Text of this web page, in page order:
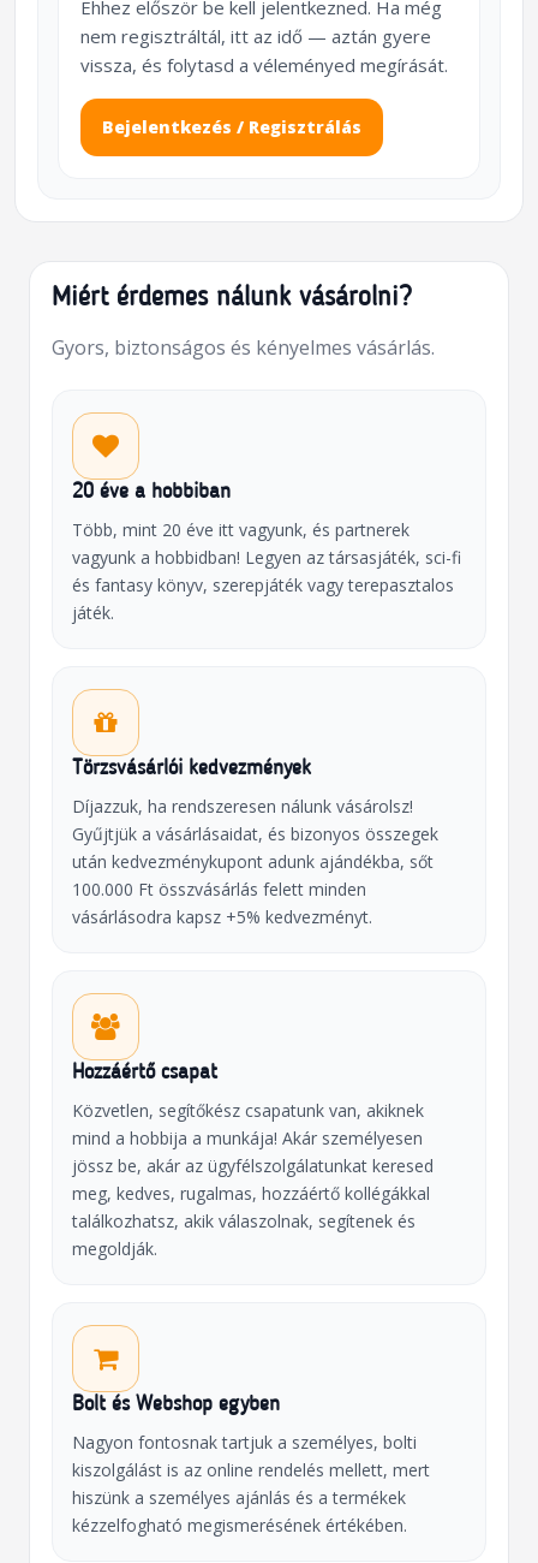
Ehhez először be kell jelentkezned. Ha még
nem regisztráltál, itt az idő — aztán gyere
vissza, és folytasd a véleményed megírását.
Bejelentkezés / Regisztrálás
Miért érdemes nálunk vásárolni?
Gyors, biztonságos és kényelmes vásárlás.
20 éve a hobbiban
Több, mint 20 éve itt vagyunk, és partnerek
vagyunk a hobbidban! Legyen az társasjáték, sci-fi
és fantasy könyv, szerepjáték vagy terepasztalos
játék.
Törzsvásárlói kedvezmények
Díjazzuk, ha rendszeresen nálunk vásárolsz!
Gyűjtjük a vásárlásaidat, és bizonyos összegek
után kedvezménykupont adunk ajándékba, sőt
100.000 Ft összvásárlás felett minden
vásárlásodra kapsz +5% kedvezményt.
Hozzáértő csapat
Közvetlen, segítőkész csapatunk van, akiknek
mind a hobbija a munkája! Akár személyesen
jössz be, akár az ügyfélszolgálatunkat keresed
meg, kedves, rugalmas, hozzáértő kollégákkal
találkozhatsz, akik válaszolnak, segítenek és
megoldják.
Bolt és Webshop egyben
Nagyon fontosnak tartjuk a személyes, bolti
kiszolgálást is az online rendelés mellett, mert
hiszünk a személyes ajánlás és a termékek
kézzelfogható megismerésének értékében.